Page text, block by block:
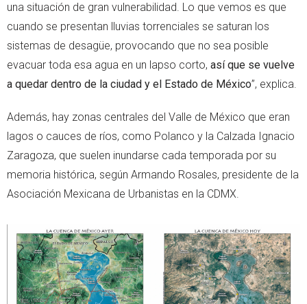
una situación de gran vulnerabilidad. Lo que vemos es que
cuando se presentan lluvias torrenciales se saturan los
sistemas de desagüe, provocando que no sea posible
evacuar toda esa agua en un lapso corto, así que se vuelve
a quedar dentro de la ciudad y el Estado de México”, explica.
Además, hay zonas centrales del Valle de México que eran
lagos o cauces de ríos, como Polanco y la Calzada Ignacio
Zaragoza, que suelen inundarse cada temporada por su
memoria histórica, según Armando Rosales, presidente de la
Asociación Mexicana de Urbanistas en la CDMX.